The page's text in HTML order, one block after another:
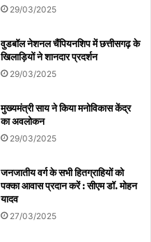
29/03/2025
वुडबॉल नेशनल चैंपियनशिप में छत्तीसगढ़ के
खिलाड़ियों ने शानदार प्रदर्शन
29/03/2025
मुख्यमंत्री साय ने किया मनोविकास केंद्र
का अवलोकन
29/03/2025
जनजातीय वर्ग के सभी हितग्राहियों को
पक्का आवास प्रदान करें : सीएम डॉ. मोहन
यादव
27/03/2025